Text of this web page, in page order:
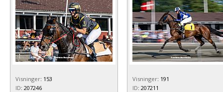
Visninger: 153
ID: 207246
Visninger: 191
ID: 207211